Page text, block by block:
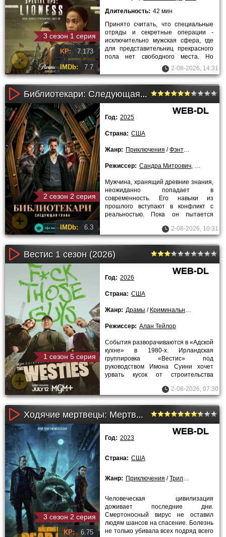
3 сезон 1 серия
KP: 7.173
IMDb: 7.7
Длительность: 42 мин
Принято считать, что специальные
отряды и секретные операции -
исключительно мужская сфера, где
для представительниц прекрасного
пола нет свободного места. Но
очаровательная оперативница2-08-2026, 14:31
Библиотекари: Следующая глава 1-2 сезон (2025)
2 сезон 2 серия
IMDb: 6.3
WEB-DL
Год: 2025
Страна: США
Жанр: Приключения /Фэнтези
Режиссер: Сандра Митрович, Милан
Мужчина, хранящий древние знания,
неожиданно попадает в
современность. Его навыки из
прошлого вступают в конфликт с
реальностью. Пока он пытается
2-08-2026, 10:31
Вестис 1 сезон (2026)
1 сезон 5 серия
WEB-DL
Год: 2026
Страна: США
Жанр: Драмы / Криминальные
Режиссер: Алан Тейлор
События разворачиваются в «Адской
кухне» в 1980‑х. Ирландская
группировка «Вестис» под
руководством Имона Суини хочет
урвать кусок от строительства
2-08-2026, 07:30
Ходячие мертвецы: Мертвый город (1-2 сезон)
3 сезон 2 серия
KP: 6.75
WEB-DL
Год: 2023
Страна: США
Жанр: Приключения /Триллеры
Человеческая цивилизация
доживает последние дни.
Смертоносный вирус не оставил
людям шансов на спасение. Болезнь
не только убивала всех подряд всего